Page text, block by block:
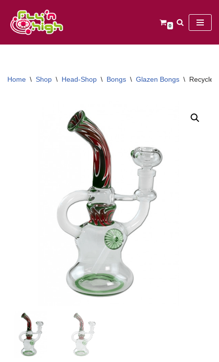
Ga
0
Home \ Shop \ Head-Shop \ Bongs \ Glazen Bongs \ Recycler